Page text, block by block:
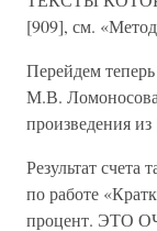
[909], см.
Перейдем
М.В.
произведения
Результат
по работе
процент. ЭТО